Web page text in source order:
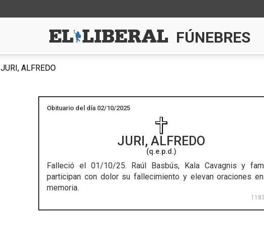
FÚNEBRES
JURI, ALFREDO
Obituario del día 02/10/2025
JURI, ALFREDO
(q.e.p.d.)
Falleció el 01/10/25. Raúl Basbús, Kala Cavagnis y
participan con dolor su fallecimiento y elevan oraciones
memoria.